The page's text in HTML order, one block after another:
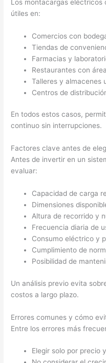
Los montacargas eléctricos
útiles en:
Comercios con
Tiendas de
Farmacias y
Restaurantes con
Talleres y almacenes
Centros de
En todos estos casos,
continuo sin interrupciones.
Factores clave antes de
Antes de invertir en un
evaluar:
Capacidad de carga
Dimensiones
Altura de recorrido y
Frecuencia diaria de
Consumo eléctrico y
Cumplimiento de
Posibilidad de
Un análisis previo evita
costos a largo plazo.
Errores comunes y cómo
Entre los errores más
Elegir solo por precio